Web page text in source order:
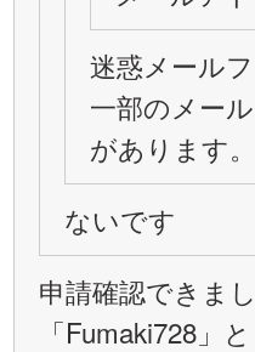
迷惑メール
一部のメー
があります。
ないです
申請確認できま
「Fumaki728」